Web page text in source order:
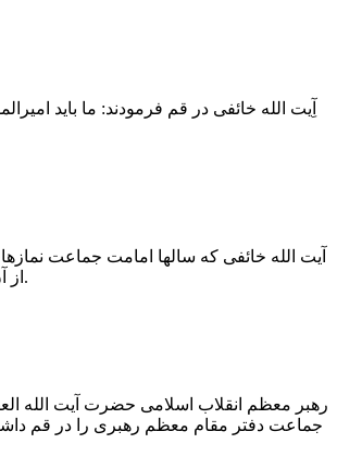
آِیت الله خائفی در قم فرمودند: ما باید
آیت الله خائفی که سالها امامت جماعت
از آن بلافاصله بر مقام معظم رهبری با عنوان «السید القائد» نیز سلام می فرستند که این کار در بین علما بی سابقه است.
جماعت دفتر مقام معظم رهبری را در قم